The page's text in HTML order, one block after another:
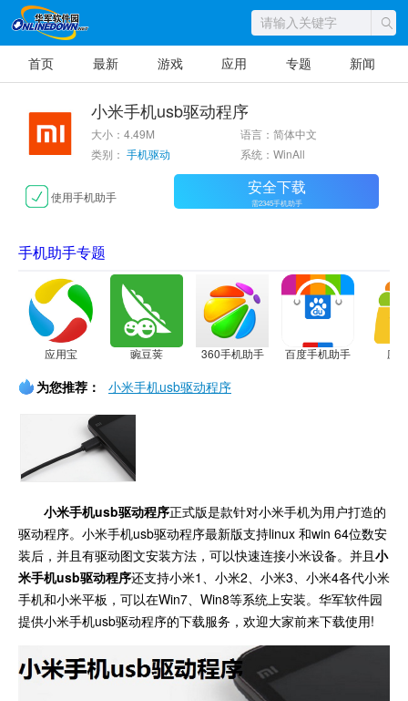
首页 最新 游戏 应用 专题 新闻
小米手机usb驱动程序
大小：4.49M
语言：简体中文
类别： 手机驱动 系统：WinAll
使用手机助手 安全下载
需2345手机助手
手机助手专题
应用宝 豌豆荚 360手机助手 百度手机助手 应
为您推荐： 小米手机usb驱动程序
小米手机usb驱动程序正式版是款针对小米手机为用户打造的
驱动程序。小米手机usb驱动程序最新版支持linux 和win 64位数安
装后，并且有驱动图文安装方法，可以快速连接小米设备。并且小
米手机usb驱动程序还支持小米1、小米2、小米3、小米4各代小米
手机和小米平板，可以在Win7、Win8等系统上安装。华军软件园
提供小米手机usb驱动程序的下载服务，欢迎大家前来下载使用!